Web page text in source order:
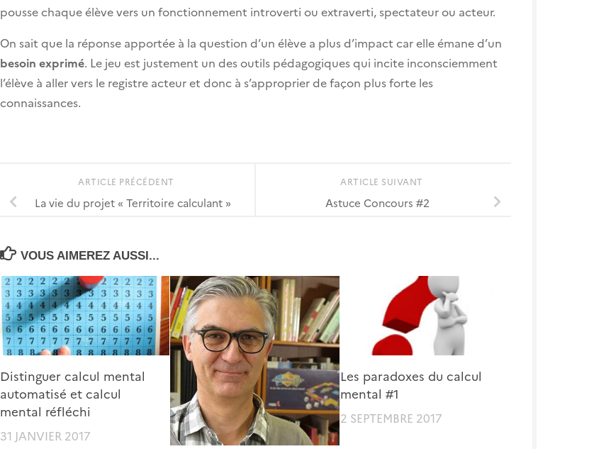
pousse chaque élève vers un fonctionnement introverti ou extraverti, spectateur ou acteur.
On sait que la réponse apportée à la question d’un élève a plus d’impact car elle émane d’un
besoin exprimé. Le jeu est justement un des outils pédagogiques qui incite inconsciemment
l’élève à aller vers le registre acteur et donc à s’approprier de façon plus forte les
connaissances.
ARTICLE SUIVANT
Astuce Concours #2
ARTICLE PRÉCÉDENT
La vie du projet « Territoire calculant »
VOUS AIMEREZ AUSSI...
Distinguer calcul mental
automatisé et calcul
mental réfléchi
31 JANVIER 2017
Les paradoxes du calcul
mental #1
2 SEPTEMBRE 2017